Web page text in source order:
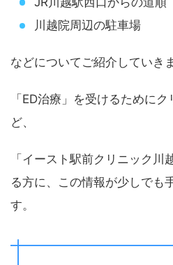
川越院周辺の駐車場
などについてご紹介していき
「ED治療」を受けるために
ど、
「イースト駅前クリニック川
る方に、この情報が少しでも
す。